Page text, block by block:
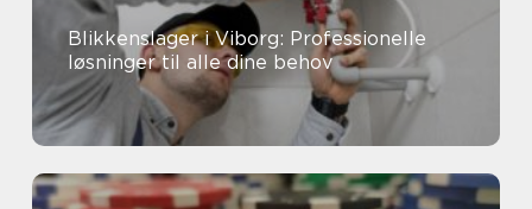
Blikkenslager i Viborg: Professionelle
løsninger til alle dine behov